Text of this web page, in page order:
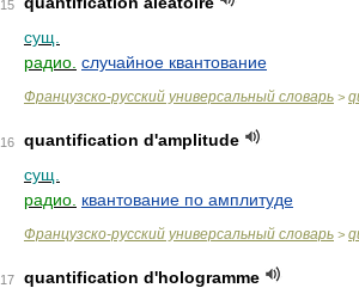
15
сущ.
радио. случайное квантование
Французско-русский универсальный словарь >
16
quantification d'amplitude
сущ.
радио. квантование по амплитуде
Французско-русский универсальный словарь >
17
quantification d'hologramme